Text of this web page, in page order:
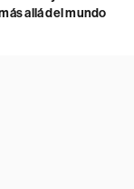
allá del mundo